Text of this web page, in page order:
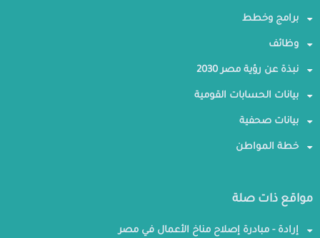
برامج وخطط
وظائف
نبذة عن رؤية مصر 2030
بيانات الحسابات القومية
بيانات صحفية
خطة المواطن
مواقع ذات صلة
إرادة - مبادرة إصلاح مناخ الأعمال في مصر